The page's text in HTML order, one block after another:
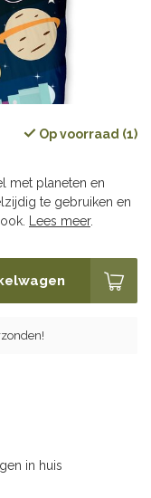
Op voorraad (1)
met planeten en
te gebruiken en
Lees meer.
in huis